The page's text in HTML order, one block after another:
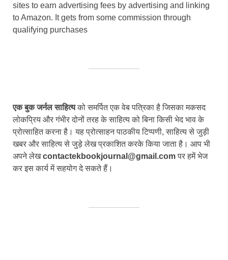
sites to earn advertising fees by advertising and linking
to Amazon. It gets from some commission through
qualifying purchases
एक बुक जर्नल साहित्यको समर्पित एक वेब पत्रिका है जिसका मकसद
लोकप्रिय और गंभीर दोनों तरह के साहित्य को बिना किसी भेद भाव के
प्रोत्साहित करना है। यह प्रोत्साहन पाठकीय टिप्पणी, साहित्य से जुड़ी
खबर और साहित्य से जुड़े लेख प्रकाशित करके किया जाता है। आप भी
अपने लेखcontactekbookjournal@gmail.comपर हमें भेज
कर इस कार्य में सहयोग दे सकते हैं।